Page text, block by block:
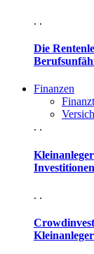
. .
Die
Finanzen
. .
Investitionen
. .